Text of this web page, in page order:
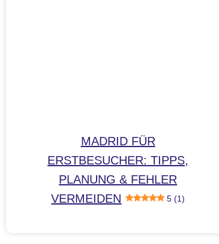
MADRID FÜR
ERSTBESUCHER: TIPPS,
PLANUNG & FEHLER
VERMEIDEN
5 (1)